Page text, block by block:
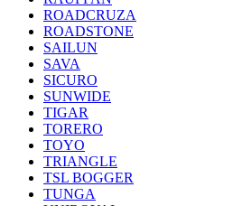
ROADCRUZA
ROADSTONE
SAILUN
SAVA
SICURO
SUNWIDE
TIGAR
TORERO
TOYO
TRIANGLE
TSL BOGGER
TUNGA